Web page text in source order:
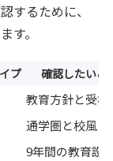
するために、
す。
プ 確認したいこ
教育方針と受検
通学圏と校風
9年間の教育設